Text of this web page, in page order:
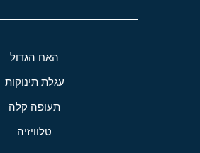
האח הגדול
עגלת תינוקות
תעופה קלה
טלוויזיה